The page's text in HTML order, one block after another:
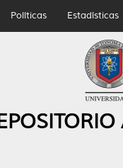
Políticas Estadísticas